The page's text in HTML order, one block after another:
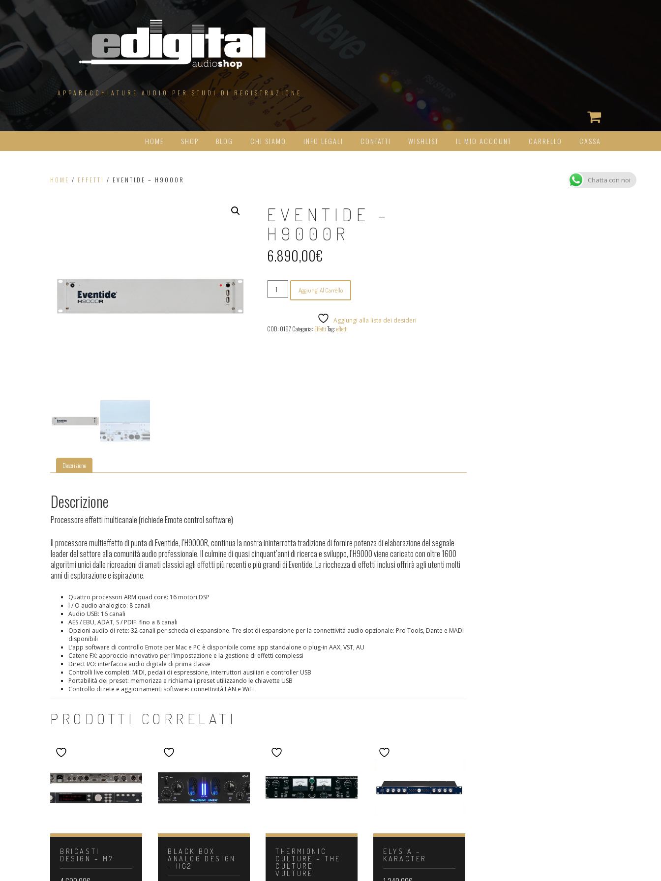
Salta
al
contenuto
APPARECCHIATURE AUDIO PER STUDI DI REGISTRAZIONE
HOME SHOP BLOG CHI SIAMO INFO LEGALI CONTATTI WISHLIST IL MIO ACCOUNT CARRELLO CASSA
HOME / EFFETTI / EVENTIDE – H9000R
EVENTIDE –
H9000R
6.890,00€
H9000R
Aggiungi Al Carrello
Aggiungi alla lista dei desideri
COD: 0197 Categoria: EffettiTag:effetti
Descrizione
Descrizione
Processore effetti multicanale (richiede Emote control software)
Il processore multieffetto di punta di Eventide, l’H9000R, continua la nostra ininterrotta tradizione di fornire potenza di elaborazione del segnale
leader del settore alla comunità audio professionale.Il culmine di quasi cinquant’anni di ricerca e sviluppo, l’H9000 viene caricato con oltre 1600
algoritmi unici dalle ricreazioni di amati classici agli effetti più recenti e più grandi di Eventide. La ricchezza di effetti inclusi offrirà agli utenti molti
anni di esplorazione e ispirazione.
Quattro processori ARM quad core: 16 motori DSP
I / O audio analogico: 8 canali
Audio USB: 16 canali
AES / EBU, ADAT, S / PDIF: fino a 8 canali
Opzioni audio di rete: 32 canali per scheda di espansione. Tre slot di espansione per la connettività audio opzionale: Pro Tools, Dante e MADI
disponibili
L’app software di controllo Emote per Mac e PC è disponibile come app standalone o plug-in AAX, VST, AU
Catene FX: approccio innovativo per l’impostazione e la gestione di effetti complessi
Direct I/O: interfaccia audio digitale di prima classe
Controlli live completi: MIDI, pedali di espressione, interruttori ausiliari e controller USB
Portabilità dei preset: memorizza e richiama i preset utilizzando le chiavette USB
Controllo di rete e aggiornamenti software: connettività LAN e WiFi
PRODOTTI CORRELATI
BRICASTI
DESIGN – M7
BLACK BOX
ANALOG DESIGN
– HG2
THERMIONIC
CULTURE – THE
CULTURE
VULTURE
ELYSIA –
KARACTER
Chatta con noi